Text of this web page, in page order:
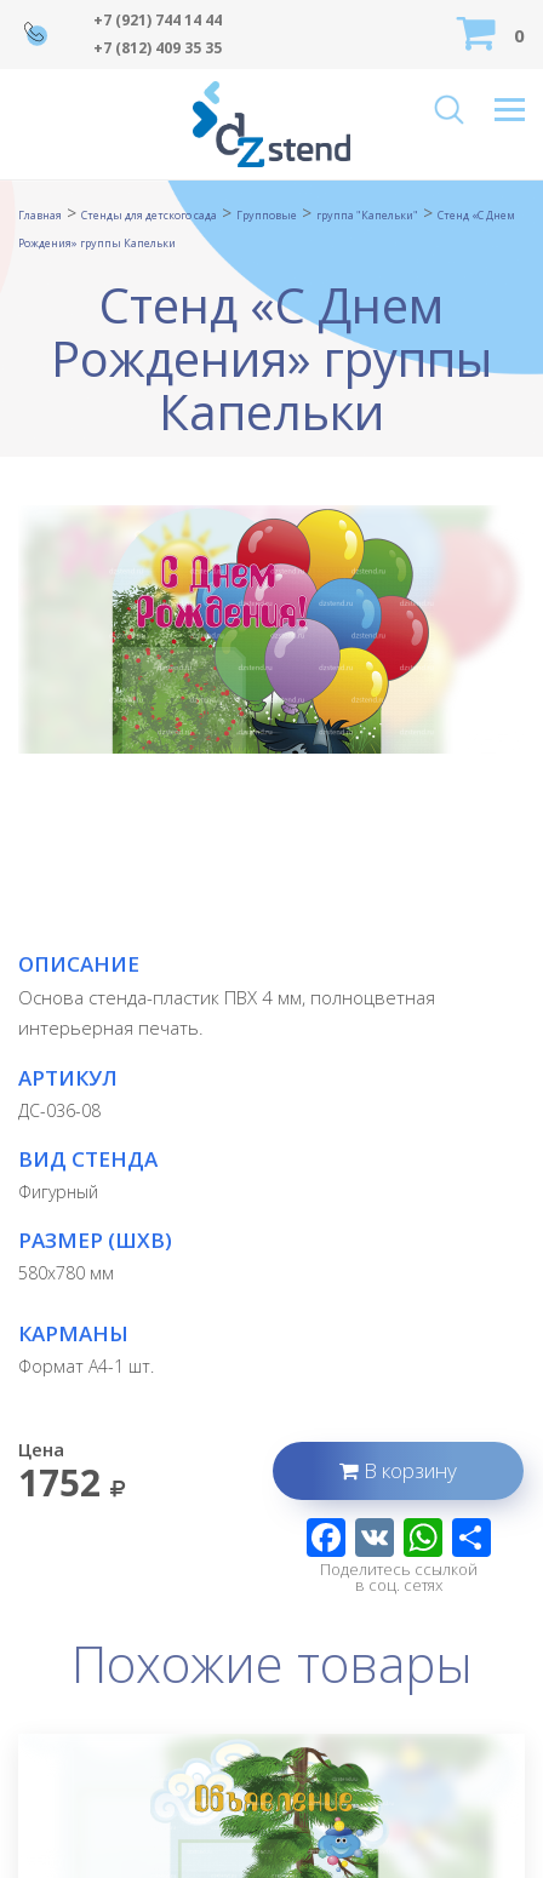
+7 (921) 744 14 44
+7 (812) 409 35 35
0
Главная > Стенды для детского сада > Групповые > группа "Капельки" > Стенд «С Днем
Рождения» группы Капельки
Стенд «С Днем
Рождения» группы
Капельки
ОПИСАНИЕ
Основа стенда-пластик ПВХ 4 мм, полноцветная
интерьерная печать.
АРТИКУЛ
ДС-036-08
ВИД СТЕНДА
Фигурный
РАЗМЕР (ШХВ)
580х780 мм
КАРМАНЫ
Формат А4-1 шт.
Цена
1752 В корзину
Поделитесь ссылкой
в соц. сетях
Похожие товары